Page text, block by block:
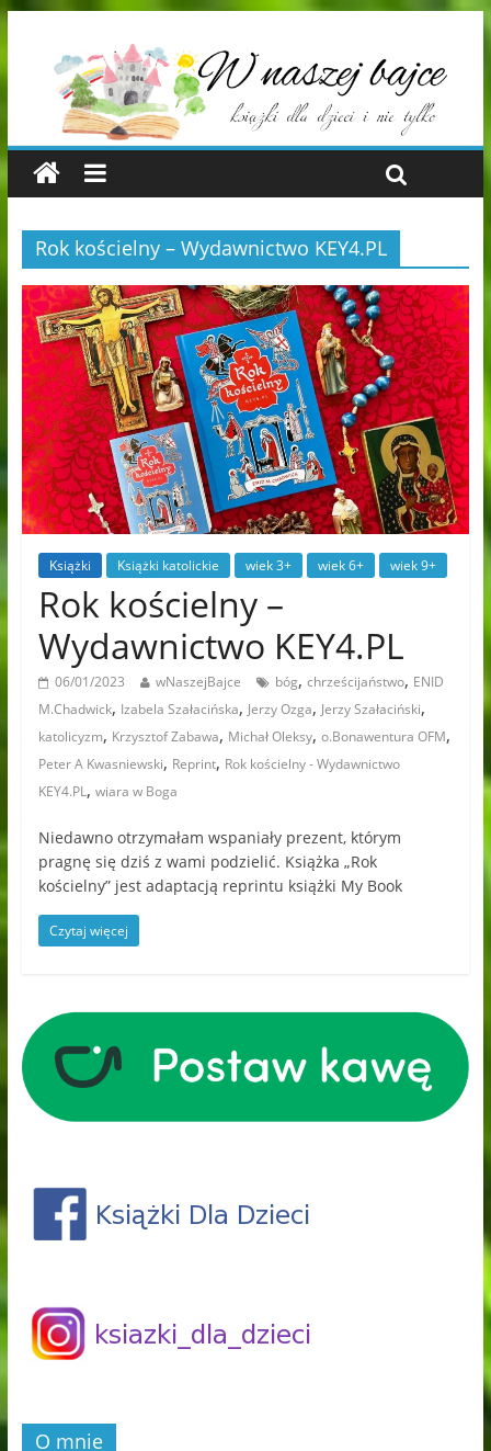
Rok kościelny – Wydawnictwo KEY4.PL
Książki Książki katolickie wiek 3+ wiek 6+ wiek 9+
Rok kościelny –
Wydawnictwo KEY4.PL
06/01/2023 wNaszejBajce bóg, chrześcijaństwo, ENID
M.Chadwick, Izabela Szałacińska, Jerzy Ozga, Jerzy Szałaciński,
katolicyzm, Krzysztof Zabawa, Michał Oleksy, o.Bonawentura OFM,
Peter A Kwasniewski, Reprint, Rok kościelny - Wydawnictwo
KEY4.PL, wiara w Boga
Niedawno otrzymałam wspaniały prezent, którym
pragnę się dziś z wami podzielić. Książka „Rok
kościelny” jest adaptacją reprintu książki My Book
Czytaj więcej
O mnie